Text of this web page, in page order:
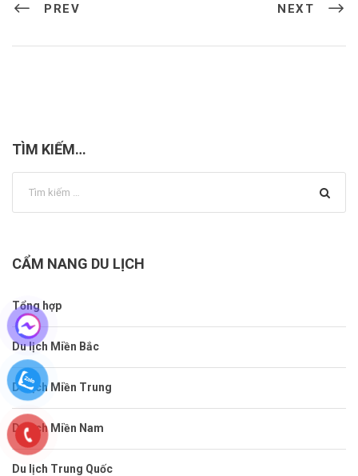
PREV NEXT
TÌM KIẾM…
CẨM NANG DU LỊCH
Tổng hợp
Du lịch Miền Bắc
Du lịch Miền Trung
Du lịch Miền Nam
Du lịch Trung Quốc